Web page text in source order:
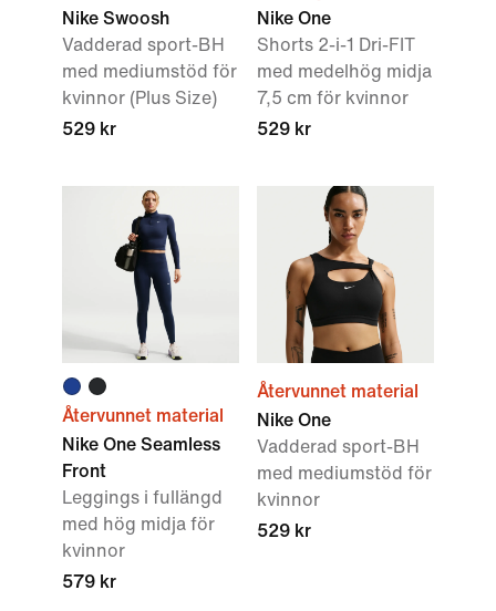
Nike Swoosh
Vadderad sport-BH
med mediumstöd för
kvinnor (Plus Size)
529 kr
Nike One
Shorts 2-i-1 Dri-FIT
med medelhög midja
7,5 cm för kvinnor
529 kr
Återvunnet material
Nike One Seamless
Front
Leggings i fullängd
med hög midja för
kvinnor
579 kr
Återvunnet material
Nike One
Vadderad sport-BH
med mediumstöd för
kvinnor
529 kr